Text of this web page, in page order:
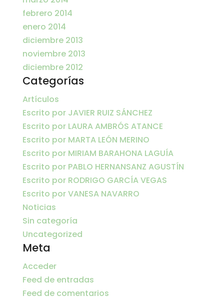
febrero 2014
enero 2014
diciembre 2013
noviembre 2013
diciembre 2012
Categorías
Artículos
Escrito por JAVIER RUIZ SÁNCHEZ
Escrito por LAURA AMBRÓS ATANCE
Escrito por MARTA LEÓN MERINO
Escrito por MIRIAM BARAHONA LAGUÍA
Escrito por PABLO HERNANSANZ AGUSTÍN
Escrito por RODRIGO GARCÍA VEGAS
Escrito por VANESA NAVARRO
Noticias
Sin categoría
Uncategorized
Meta
Acceder
Feed de entradas
Feed de comentarios